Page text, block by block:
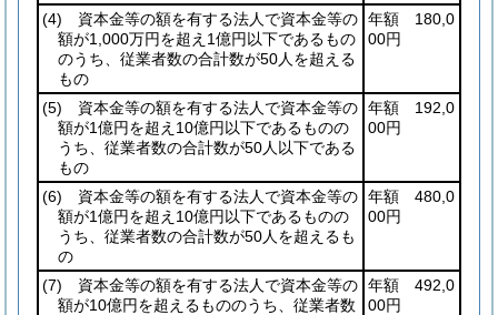
(4) 資本金等の額を有する法人で資本金等の
額が1,000万円を超え1億円以下であるもの
のうち、従業者数の合計数が50人を超える
もの
年額 180,0
00円
(5) 資本金等の額を有する法人で資本金等の
額が1億円を超え10億円以下であるものの
うち、従業者数の合計数が50人以下である
もの
年額 192,0
00円
(6) 資本金等の額を有する法人で資本金等の
額が1億円を超え10億円以下であるものの
うち、従業者数の合計数が50人を超えるも
の
年額 480,0
00円
(7) 資本金等の額を有する法人で資本金等の
額が10億円を超えるもののうち、従業者数
年額 492,0
00円